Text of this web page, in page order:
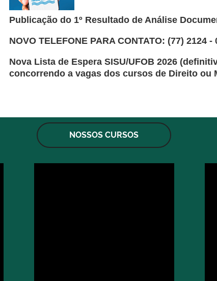
Publicação do 1º Resultado de Análise
NOVO TELEFONE PARA CONTATO: (77) 2124 -
Nova Lista de Espera SISU/UFOB 2026
concorrendo a vagas dos cursos de Direito ou
NOSSOS CURSOS